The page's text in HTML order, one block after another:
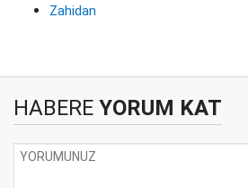
Zahidan
HABERE YORUM KAT